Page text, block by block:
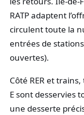
RATP adaptent
circulent toute la
entrées de
ouvertes).
Côté RER et
E sont desservies
une desserte